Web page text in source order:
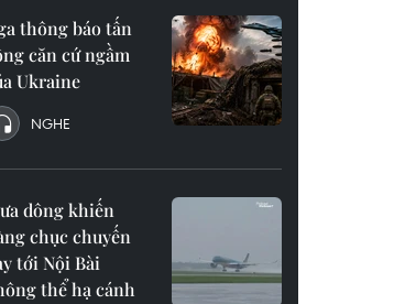
thông báo tấn
căn cứ ngầm
Ukraine
NGHE
dông khiến
chục chuyến
tới Nội Bài
thể hạ cánh